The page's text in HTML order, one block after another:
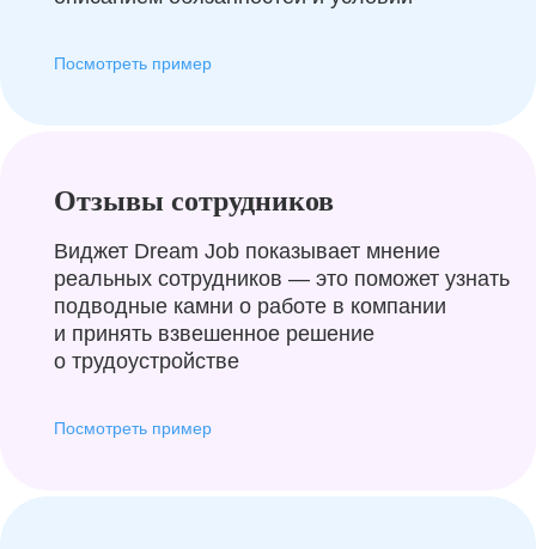
Посмотреть пример
Отзывы сотрудников
Виджет Dream Job показывает мнение
реальных сотрудников — это поможет узнать
подводные камни о работе в компании
и принять взвешенное решение
о трудоустройстве
Посмотреть пример